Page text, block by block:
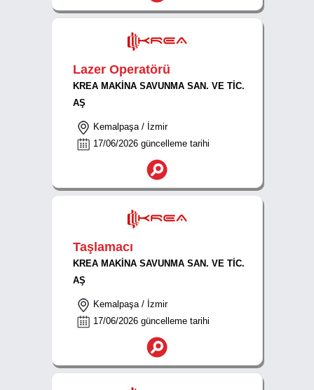
Lazer Operatörü
KREA MAKİNA SAVUNMA SAN. VE TİC.
AŞ
Kemalpaşa / İzmir
17/06/2026 güncelleme tarihi
Taşlamacı
KREA MAKİNA SAVUNMA SAN. VE TİC.
AŞ
Kemalpaşa / İzmir
17/06/2026 güncelleme tarihi